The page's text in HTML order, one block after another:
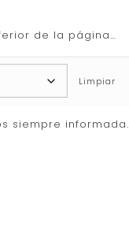
de la página…
Limpiar
siempre informada.